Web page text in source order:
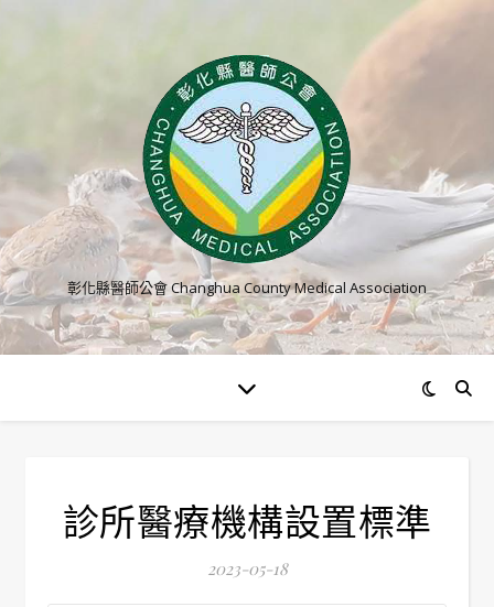
彰化縣醫師公會 Changhua County Medical Association
診所醫療機構設置標準
2023-05-18